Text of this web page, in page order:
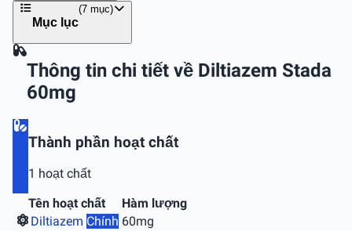
Mục lục
(7 mục)
Thông tin chi tiết về Diltiazem Stada
60mg
Thành phần hoạt chất
1 hoạt chất
Tên hoạt chất
Hàm lượng
Diltiazem Chính 60mg